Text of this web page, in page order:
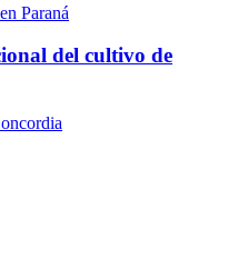
Paraná
del cultivo de